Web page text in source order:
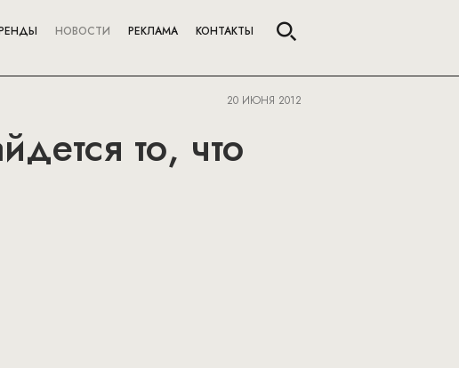
НОВОСТИ РЕКЛАМА КОНТАКТЫ
20 ИЮНЯ 2012
то, что